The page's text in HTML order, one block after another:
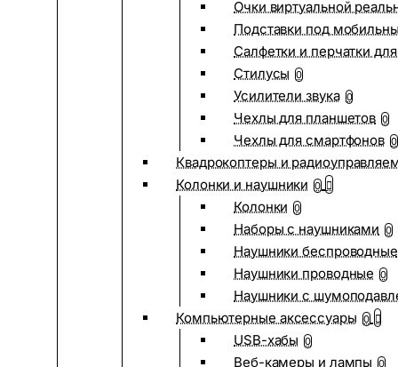
Очки виртуальной
Подставки под
Салфетки и перчатки
Стилусы 0
Усилители звука 0
Чехлы для планшетов 0
Чехлы для смартфонов 0
Квадрокоптеры и
Колонки и наушники 0
Колонки 0
Наборы с наушниками 0
Наушники беспроводные
Наушники проводные 0
Наушники с
Компьютерные аксессуары 0
USB-хабы 0
Веб-камеры и лампы 0